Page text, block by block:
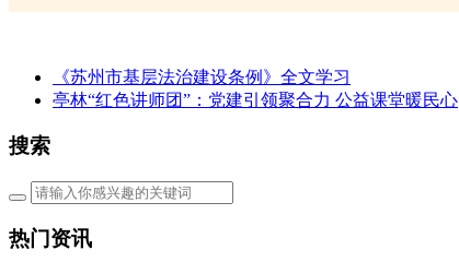
《苏州市基层法治建设条例》全文学习
亭林“红色讲师团”：党建引领聚合力 公益课堂暖民心
搜索
热门资讯